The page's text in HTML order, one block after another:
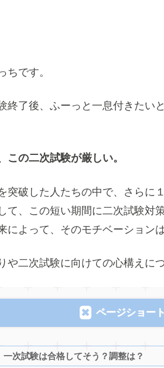
ちです。
終了後、ふーっと一息付きたい
この二次試験が厳しい。
突破した人たちの中で、さらに
て、この短い期間に二次試験対
によって、そのモチベーション
や二次試験に向けての心構えに
ページショー
一次試験は合格してそう？調整は？